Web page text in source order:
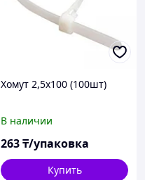
Хомут 2,5х100 (100шт)
В наличии
263₸/упаковка
Купить